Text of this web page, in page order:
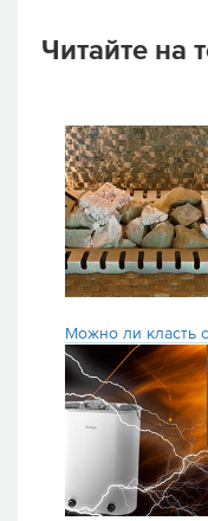
Читайте на
Можно ли класть